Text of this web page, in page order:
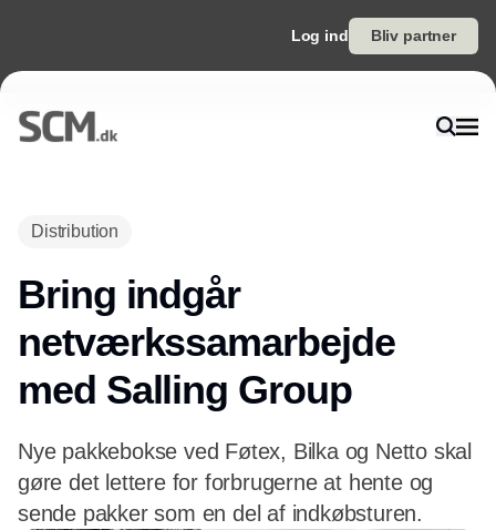
Log ind Bliv partner
Distribution
Bring indgår
netværkssamarbejde
med Salling Group
Nye pakkebokse ved Føtex, Bilka og Netto skal
gøre det lettere for forbrugerne at hente og
sende pakker som en del af indkøbsturen.